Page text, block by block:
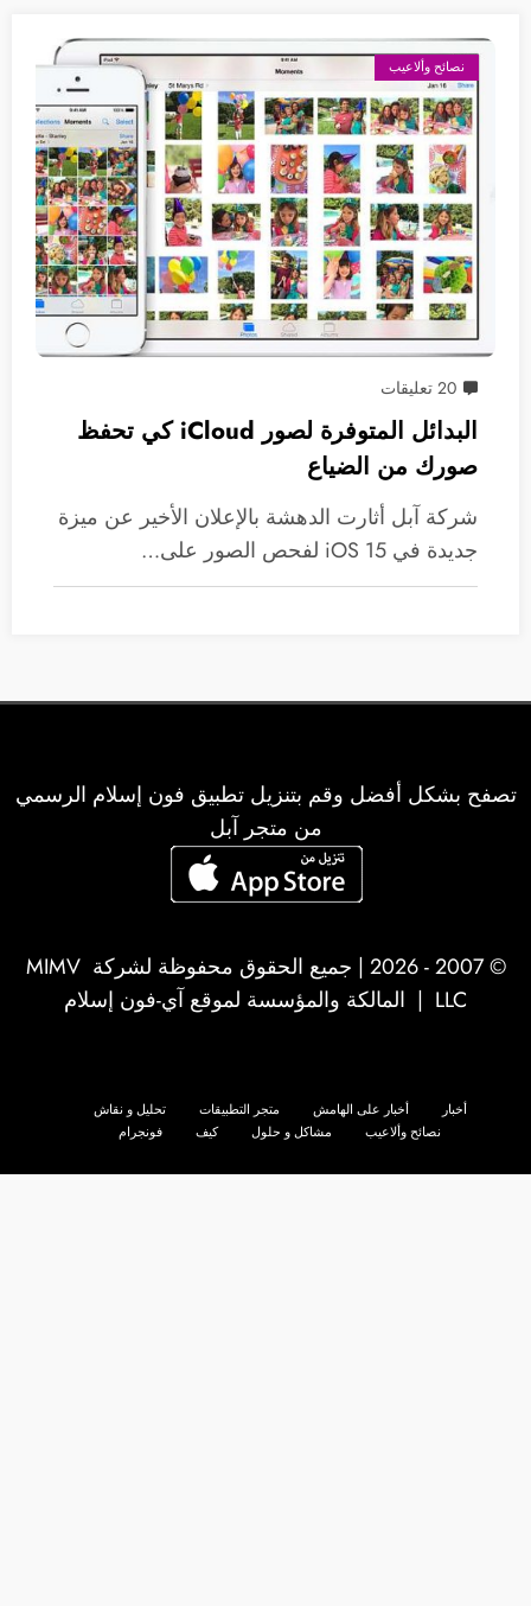
نصائح وألاعيب
20 تعليقات
البدائل المتوفرة لصور iCloud كي تحفظ
صورك من الضياع
شركة آبل أثارت الدهشة بالإعلان الأخير عن ميزة
جديدة في iOS 15 لفحص الصور على…
تصفح بشكل أفضل وقم بتنزيل تطبيق فون إسلام الرسمي
من متجر آبل
© 2007 - 2026 | جميع الحقوق محفوظة لشركة
MIMV
LLC | المالكة والمؤسسة لموقع آي-فون إسلام
أخبار أخبار على الهامش متجر التطبيقات
تحليل و نقاش
نصائح وألاعيب
مشاكل و حلول كيف فونجرام